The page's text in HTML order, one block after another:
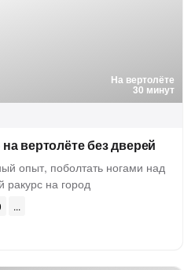
На вертолёте
30 минут
вертолёте без дверей
опыт, поболтать ногами над
ракурс на город